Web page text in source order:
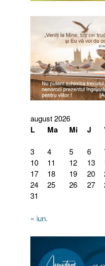
august 2026
L Ma Mi J
3
4 5 6
10
11 12 13
17
18 19 20
24
25 26 27
31
« iun.